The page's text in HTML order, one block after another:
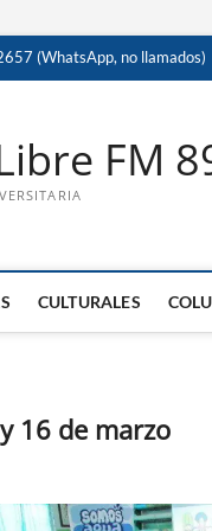
(WhatsApp, no llamados)
FM
CULTURALES
16 de marzo